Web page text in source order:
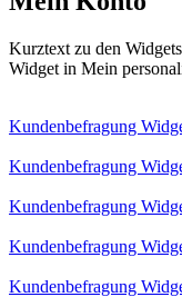
Kurztext zu den
Widget in Mein
Kundenbefragung
Kundenbefragung
Kundenbefragung
Kundenbefragung
Kundenbefragung